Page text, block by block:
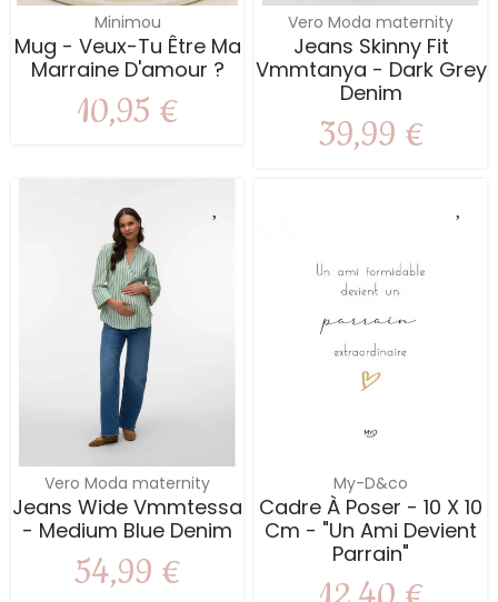
Minimou
Mug - Veux-Tu Être Ma
Marraine D'amour ?
10,95 €
Vero Moda maternity
Jeans Skinny Fit
Vmmtanya - Dark Grey
Denim
39,99 €
Vero Moda maternity
Jeans Wide Vmmtessa
- Medium Blue Denim
54,99 €
My-D&co
Cadre À Poser - 10 X 10
Cm - "Un Ami Devient
Parrain"